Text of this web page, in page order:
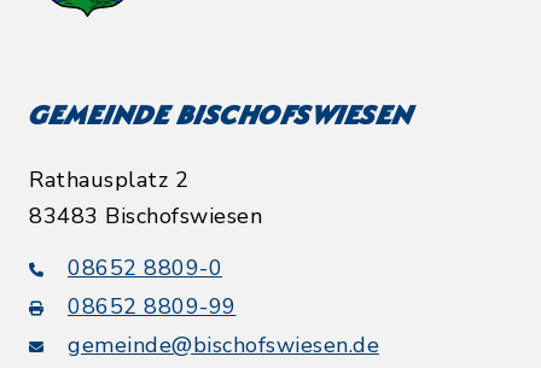
Gemeinde Bischofswiesen
Rathausplatz 2
83483 Bischofswiesen
08652 8809-0
08652 8809-99
gemeinde@bischofswiesen.de